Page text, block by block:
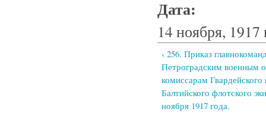
Дата:
14 ноября, 1917
‹ 256. Приказ
Петроградским военным
комиссарам Гвардейского
Балтийского флотского
ноября 1917 года.